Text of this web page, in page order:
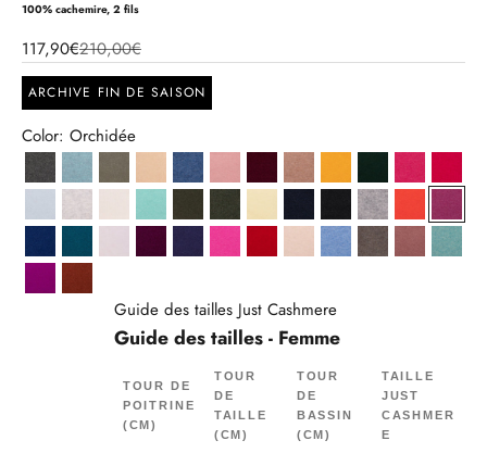
100% cachemire, 2 fils
117,90€210,00€
ARCHIVE FIN DE SAISON
Color: Orchidée
Anthracite Chiné
Aqua Chiné
ArmyBeigeBleu Denim
Bois De Rose
BordeauxCamel Chiné
CurcumaCyprèsFraise
GivreGris Perle Chiné
IvoireJade Kaki Kaki Chiné
Limonade
NavyNoir Nuage Chiné
Orange
Outremer
PaonPoudrePrunePurpleRoseRougeSableSky Taupe Chiné
TerracotaVert
ViolineÉcureuil
Guide des tailles Just Cashmere
Guide des tailles - Femme
TOUR DE
POITRINE
(CM)
TOUR
DE
TAILLE
(CM)
TOUR
DE
BASSIN
(CM)
TAILLE
JUST
CASHMER
E